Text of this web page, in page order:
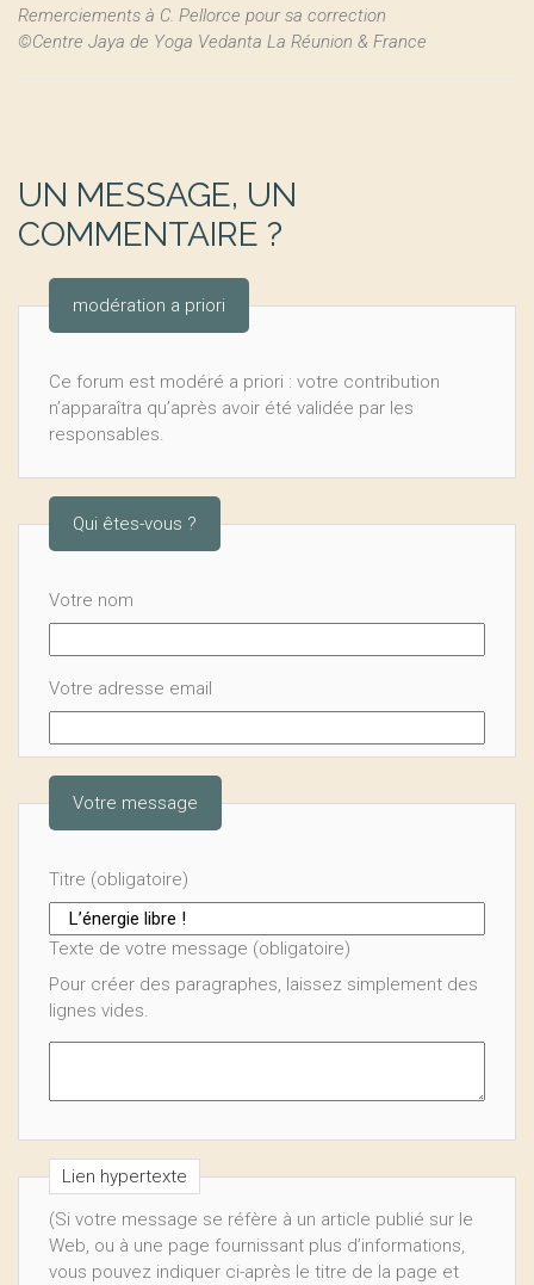
Remerciements à C. Pellorce pour sa correction
©Centre Jaya de Yoga Vedanta La Réunion & France
UN MESSAGE, UN
COMMENTAIRE ?
modération a priori
Ce forum est modéré a priori : votre contribution
n’apparaîtra qu’après avoir été validée par les
responsables.
Qui êtes-vous ?
Votre nom
Votre adresse email
Votre message
Titre (obligatoire)
Texte de votre message (obligatoire)
Pour créer des paragraphes, laissez simplement des
lignes vides.
Lien hypertexte
(Si votre message se réfère à un article publié sur le
Web, ou à une page fournissant plus d’informations,
vous pouvez indiquer ci-après le titre de la page et